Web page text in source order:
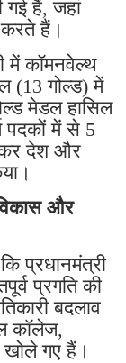
गई हैं, जहां
हैं।
में कॉमनवेल्थ
(13 गोल्ड) में
मेडल हासिल
पदकों में से 5
कर देश और
और
प्रधानमंत्री
प्रगति की
बदलाव
कॉलेज,
गए हैं।